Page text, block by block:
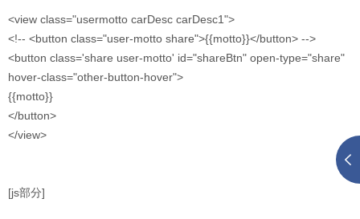
<view class="usermotto carDesc carDesc1">
<!-- <button class="user-motto share">{{motto}}</button> -->
<button class='share user-motto' id="shareBtn" open-type="share"
hover-class="other-button-hover">
{{motto}}
</button>
</view>
[js部分]